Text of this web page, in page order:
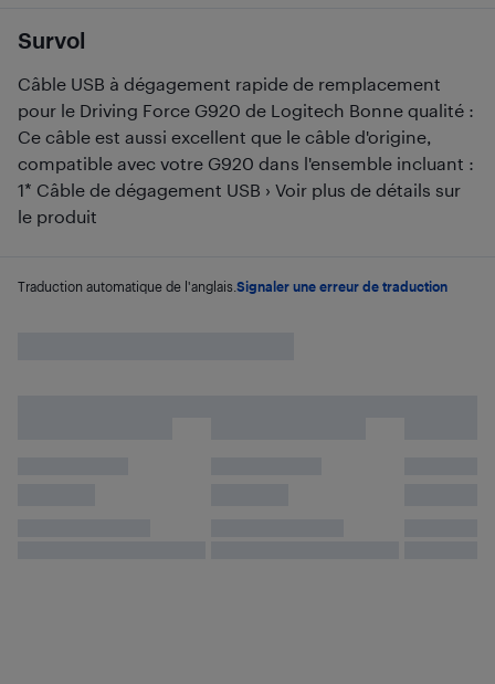
Survol
Câble USB à dégagement rapide de remplacement
pour le Driving Force G920 de Logitech Bonne qualité :
Ce câble est aussi excellent que le câble d'origine,
compatible avec votre G920 dans l'ensemble incluant :
1* Câble de dégagement USB › Voir plus de détails sur
le produit
Traduction automatique de l'anglais. Signaler une erreur de traduction